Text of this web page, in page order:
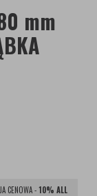
mm
CENOWA -10% ALL